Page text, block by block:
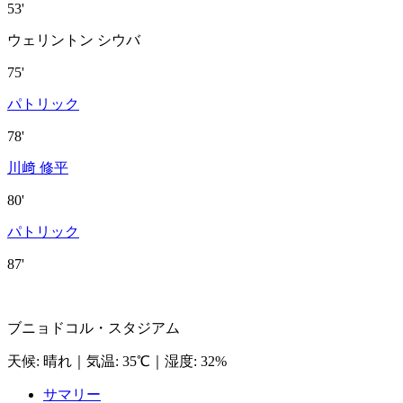
53'
ウェリントン シウバ
75'
パトリック
78'
川﨑 修平
80'
パトリック
87'
ブニョドコル・スタジアム
天候: 晴れ 気温: 35℃ 湿度: 32%
サマリー